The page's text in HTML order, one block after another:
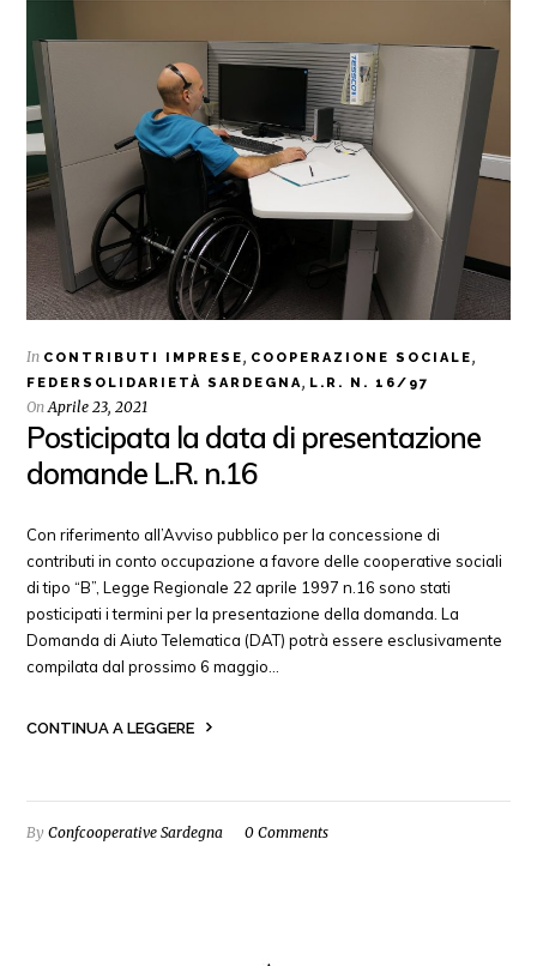
In CONTRIBUTI IMPRESE, COOPERAZIONE SOCIALE,
FEDERSOLIDARIETÀ SARDEGNA, L.R. N. 16/97
OnAprile 23, 2021
Posticipata la data di presentazione
domande L.R. n.16
Con riferimento all’Avviso pubblico per la concessione di
contributi in conto occupazione a favore delle cooperative sociali
di tipo “B”, Legge Regionale 22 aprile 1997 n.16 sono stati
posticipati i termini per la presentazione della domanda. La
Domanda di Aiuto Telematica (DAT) potrà essere esclusivamente
compilata dal prossimo 6 maggio…
CONTINUA A LEGGERE
ByConfcooperative Sardegna 0 Comments